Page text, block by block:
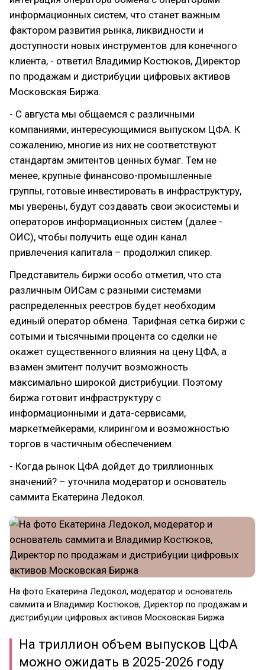
информационных систем, что станет важным
фактором развития рынка, ликвидности и
доступности новых инструментов для конечного
клиента, - ответил Владимир Костюков, Директор
по продажам и дистрибуции цифровых активов
Московская Биржа.
- С августа мы общаемся с различными
компаниями, интересующимися выпуском ЦФА. К
сожалению, многие из них не соответствуют
стандартам эмитентов ценных бумаг. Тем не
менее, крупные финансово-промышленные
группы, готовые инвестировать в инфраструктуру,
мы уверены, будут создавать свои экосистемы и
операторов информационных систем (далее -
ОИС), чтобы получить еще один канал
привлечения капитала – продолжил спикер.
Представитель биржи особо отметил, что ста
различным ОИСам с разными системами
распределенных реестров будет необходим
единый оператор обмена. Тарифная сетка биржи с
сотыми и тысячными процента со сделки не
окажет существенного влияния на цену ЦФА, а
взамен эмитент получит возможность
максимально широкой дистрибуции. Поэтому
биржа готовит инфраструктуру с
информационными и дата-сервисами,
маркетмейкерами, клирингом и возможностью
торгов в частичным обеспечением.
- Когда рынок ЦФА дойдет до триллионных
значений? – уточнила модератор и основатель
саммита Екатерина Ледокол.
На фото Екатерина Ледокол, модератор и основатель
саммита и Владимир Костюков, Директор по продажам и
дистрибуции цифровых активов Московская Биржа
На триллион объем выпусков ЦФА
можно ожидать в 2025-2026 году